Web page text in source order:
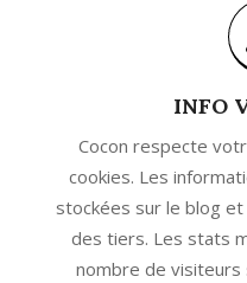
INFO
Cocon respecte
cookies. Les
stockées sur le blog
des tiers. Les stats
nombre de visiteurs